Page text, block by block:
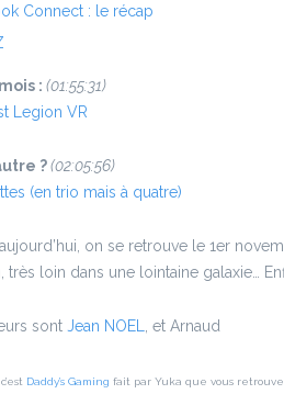
Connect : le récap
: (01:55:31)
Legion VR
?(02:05:56)
(en trio mais à quatre)
on se retrouve le 1er
très loin dans une lointaine galaxie…
sont Jean NOEL , et Arnaud
Daddy’s Gaming fait par Yuka que vous